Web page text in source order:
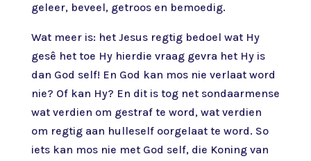
geleer, beveel, getroos en bemoedig.
Wat meer is: het Jesus regtig bedoel wat Hy
gesê het toe Hy hierdie vraag gevra het Hy is
dan God self! En God kan mos nie verlaat word
nie? Of kan Hy? En dit is tog net sondaarmense
wat verdien om gestraf te word, wat verdien
om regtig aan hulleself oorgelaat te word. So
iets kan mos nie met God self, die Koning van